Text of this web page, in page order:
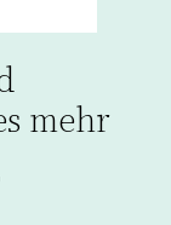
mehr